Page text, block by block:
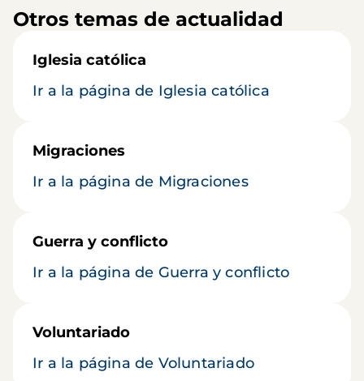
Otros temas de actualidad
Iglesia católica
Ir a la página de Iglesia católica
Migraciones
Ir a la página de Migraciones
Guerra y conflicto
Ir a la página de Guerra y conflicto
Voluntariado
Ir a la página de Voluntariado